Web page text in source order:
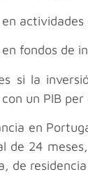
actividades
fondos de
si la
un PIB
en
de 24
de